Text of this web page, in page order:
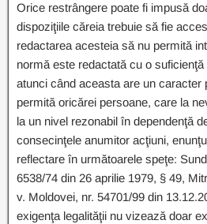
Orice restrângere poate fi impusă
dispoziţiile căreia trebuie să fie
redactarea acesteia să nu permită
normă este redactată cu o
atunci când aceasta are un
permită oricărei persoane, care la
la un nivel rezonabil în dependenţă
consecinţele anumitor acţiuni,
reflectare în următoarele speţe:
6538/74 din 26 aprilie 1979, § 49,
v. Moldovei, nr. 54701/99 din
exigenţa legalităţii nu vizează doar